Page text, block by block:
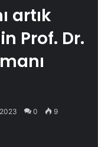
artık
Prof. Dr.
0 9